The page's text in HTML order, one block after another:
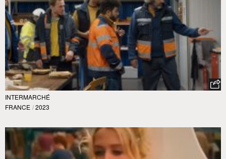
INTERMARCHÉ
FRANCE / 2023